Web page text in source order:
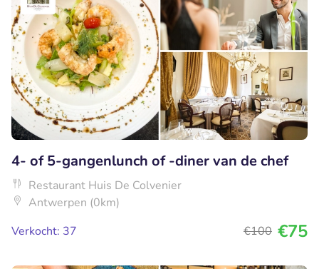
4- of 5-gangenlunch of -diner van de chef
Restaurant Huis De Colvenier
Antwerpen (0km)
Verkocht: 37
€100 €75